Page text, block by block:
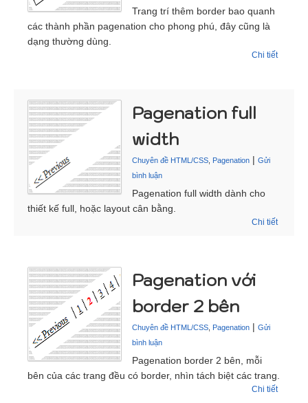
Trang trí thêm border bao quanh
các thành phần pagenation cho phong phú, đây cũng là
dạng thường dùng.
Chi tiết
Pagenation full
width
Chuyên đề HTML/CSS Pagenation | Gửi
bình luận
Pagenation full width dành cho
thiết kế full, hoặc layout cân bằng.
Chi tiết
Pagenation với
border 2 bên
Chuyên đề HTML/CSS Pagenation | Gửi
bình luận
Pagenation border 2 bên, mỗi
bên của các trang đều có border, nhìn tách biệt các trang.
Chi tiết